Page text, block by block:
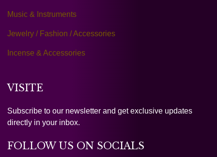
Music & Instruments
Jewelry / Fashion / Accessories
Incense & Accessories
VISITE
Subscribe to our newsletter and get exclusive updates
directly in your inbox.
FOLLOW US ON SOCIALS